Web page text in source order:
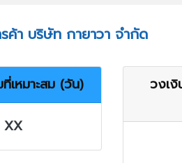
ค้า บริษัท กายาวา จำกัด
เหมาะสม (วัน)
XX
วงเงิ